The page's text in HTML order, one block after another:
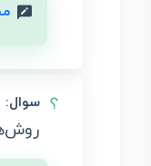
سوال: